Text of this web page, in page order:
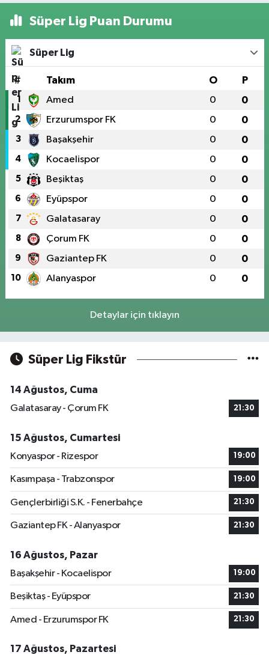
Süper Lig Puan Durumu
Süper Lig
# Takım O P
1 Amed 0 0
2 Erzurumspor FK 0 0
3 Başakşehir 0 0
4 Kocaelispor 0 0
5 Beşiktaş 0 0
6 Eyüpspor 0 0
7 Galatasaray 0 0
8 Çorum FK 0 0
9 Gaziantep FK 0 0
10 Alanyaspor 0 0
Detaylar için tıklayın
Süper Lig Fikstür
14 Ağustos, Cuma
Galatasaray - Çorum FK
21:30
15 Ağustos, Cumartesi
Konyaspor - Rizespor
19:00
Kasımpaşa - Trabzonspor 19:00
Gençlerbirliği S.K. - Fenerbahçe 21:30
Gaziantep FK - Alanyaspor 21:30
16 Ağustos, Pazar
Başakşehir - Kocaelispor
19:00
Beşiktaş - Eyüpspor 21:30
Amed - Erzurumspor FK 21:30
17 Ağustos, Pazartesi